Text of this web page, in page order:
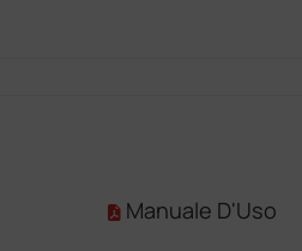
Manuale D'Uso